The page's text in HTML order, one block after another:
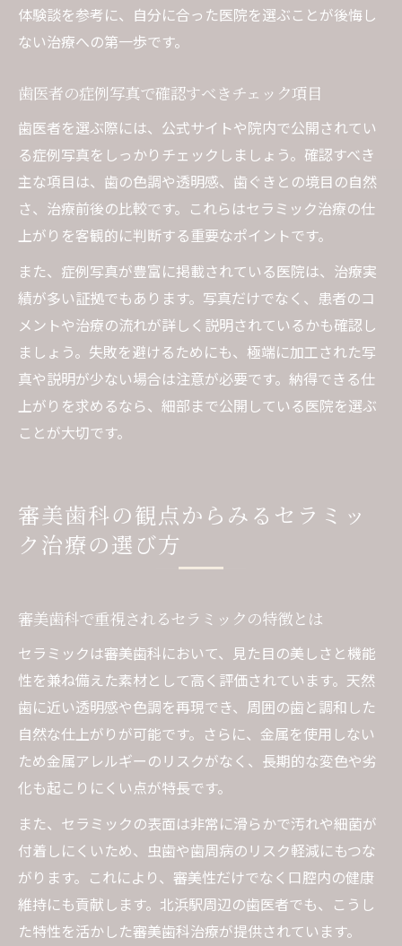
体験談を参考に、自分に合った医院を選ぶことが後悔し
ない治療への第一歩です。
歯医者の症例写真で確認すべきチェック項目
歯医者を選ぶ際には、公式サイトや院内で公開されてい
る症例写真をしっかりチェックしましょう。確認すべき
主な項目は、歯の色調や透明感、歯ぐきとの境目の自然
さ、治療前後の比較です。これらはセラミック治療の仕
上がりを客観的に判断する重要なポイントです。
また、症例写真が豊富に掲載されている医院は、治療実
績が多い証拠でもあります。写真だけでなく、患者のコ
メントや治療の流れが詳しく説明されているかも確認し
ましょう。失敗を避けるためにも、極端に加工された写
真や説明が少ない場合は注意が必要です。納得できる仕
上がりを求めるなら、細部まで公開している医院を選ぶ
ことが大切です。
審美歯科の観点からみるセラミッ
ク治療の選び方
審美歯科で重視されるセラミックの特徴とは
セラミックは審美歯科において、見た目の美しさと機能
性を兼ね備えた素材として高く評価されています。天然
歯に近い透明感や色調を再現でき、周囲の歯と調和した
自然な仕上がりが可能です。さらに、金属を使用しない
ため金属アレルギーのリスクがなく、長期的な変色や劣
化も起こりにくい点が特長です。
また、セラミックの表面は非常に滑らかで汚れや細菌が
付着しにくいため、虫歯や歯周病のリスク軽減にもつな
がります。これにより、審美性だけでなく口腔内の健康
維持にも貢献します。北浜駅周辺の歯医者でも、こうし
た特性を活かした審美歯科治療が提供されています。